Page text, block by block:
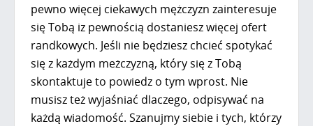
pewno więcej ciekawych mężczyzn zainteresuje
się Tobą iz pewnością dostaniesz więcej ofert
randkowych. Jeśli nie będziesz chcieć spotykać
się z każdym meżczyzną, który się z Tobą
skontaktuje to powiedz o tym wprost. Nie
musisz też wyjaśniać dlaczego, odpisywać na
każdą wiadomość. Szanujmy siebie i tych, którzy